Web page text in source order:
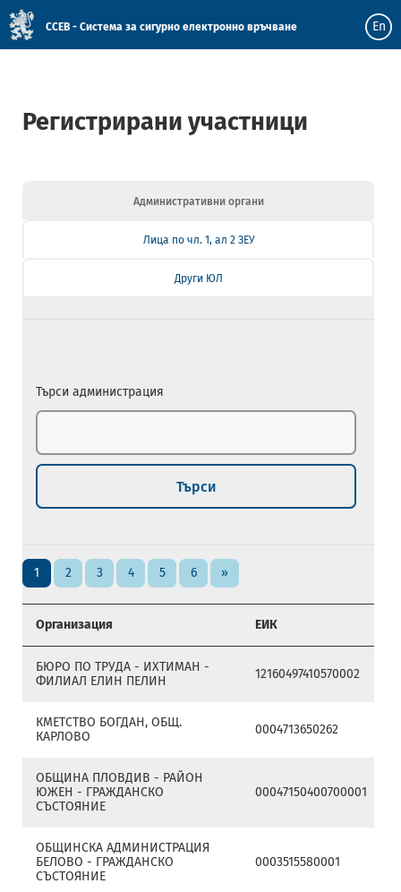
ССЕВ - Система за сигурно електронно връчване En
Регистрирани участници
Административни органи
Лица по чл. 1, ал 2 ЗЕУ
Други ЮЛ
Търси администрация
Търси
1 2 3 4 5 6 »
Организация ЕИК
БЮРО ПО ТРУДА - ИХТИМАН -
ФИЛИАЛ ЕЛИН ПЕЛИН
12160497410570002
КМЕТСТВО БОГДАН, ОБЩ.
КАРЛОВО
0004713650262
ОБЩИНА ПЛОВДИВ - РАЙОН
ЮЖЕН - ГРАЖДАНСКО
СЪСТОЯНИЕ
00047150400700001
ОБЩИНСКА АДМИНИСТРАЦИЯ
БЕЛОВО - ГРАЖДАНСКО
СЪСТОЯНИЕ
0003515580001